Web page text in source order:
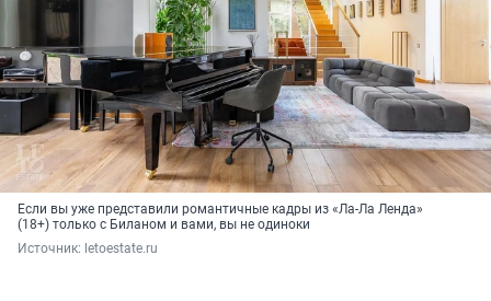
Если вы уже представили романтичные кадры из «Ла-Ла Ленда»
(18+) только с Биланом и вами, вы не одиноки
Источник: letoestate.ru